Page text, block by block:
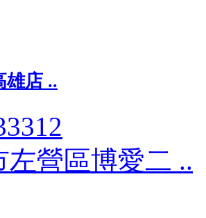
雄店 ..
左營區博愛二 ..